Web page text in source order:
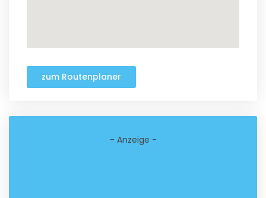
zum Routenplaner
- Anzeige -